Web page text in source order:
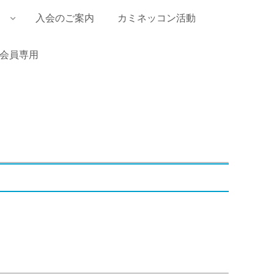
入会のご案内 カミネッコン活動
会員専用